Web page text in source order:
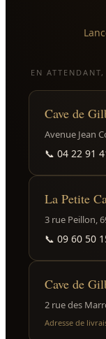
EN
Cave de
Avenue Jean
📞 04 22 91
La Petite
3 rue Peillon,
📞 09 60 50
Cave de
2 rue des
Adresse de